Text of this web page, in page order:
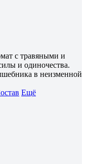
с травяными и
и одиночества.
в неизменной
Ещё